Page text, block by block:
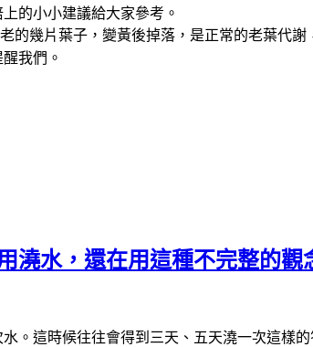
的小小建議給大家參考。
的幾片葉子，變黃後掉落，是正常的老葉代
我們。
澆水，還在用這種不完整的觀
。這時候往往會得到三天、五天澆一次這樣